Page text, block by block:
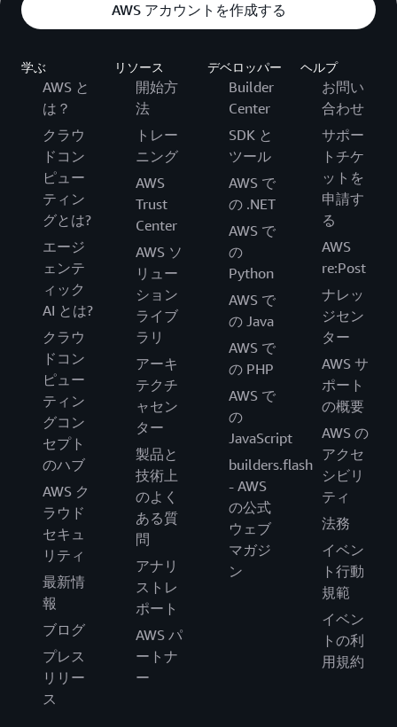
AWS アカウントを作成する
学ぶ
AWS と
は？
クラウ
ドコン
ピュー
ティン
グとは?
エージ
ェンテ
ィック
AI とは?
クラウ
ドコン
ピュー
ティン
グコン
セプト
のハブ
AWS ク
ラウド
セキュ
リティ
最新情
報
ブログ
プレス
リリー
ス
リソース
開始方
法
トレー
ニング
AWS
Trust
Center
AWS ソ
リュー
ション
ライブ
ラリ
アーキ
テクチ
ャセン
ター
製品と
技術上
のよく
ある質
問
アナリ
ストレ
ポート
AWS パ
ートナ
ー
デベロッパー
Builder
Center
SDK と
ツール
AWS で
の .NET
AWS で
の
Python
AWS で
の Java
AWS で
の PHP
AWS で
の
JavaScript
builders.flash
- AWS
の公式
ウェブ
マガジ
ン
ヘルプ
お問い
合わせ
サポー
トチケ
ットを
申請す
る
AWS
re:Post
ナレッ
ジセン
ター
AWS サ
ポート
の概要
AWS の
アクセ
シビリ
ティ
法務
イベン
ト行動
規範
イベン
トの利
用規約